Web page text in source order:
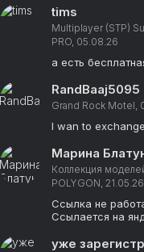
tims
Multiplayer (STP)
PRO, 05.08.26
а есть
RandBaaj5095
Grand Rock Motel,
I wan to
Марина
Коллекция
POLYGON, 21.05.26
Ссылка не
Ссылается на
уже